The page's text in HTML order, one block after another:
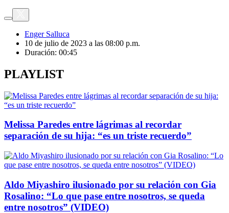
Enger Salluca
10 de julio de 2023 a las 08:00 p.m.
Duración: 00:45
PLAYLIST
Melissa Paredes entre lágrimas al recordar
separación de su hija: “es un triste recuerdo”
Aldo Miyashiro ilusionado por su relación con Gia
Rosalino: “Lo que pase entre nosotros, se queda
entre nosotros” (VIDEO)